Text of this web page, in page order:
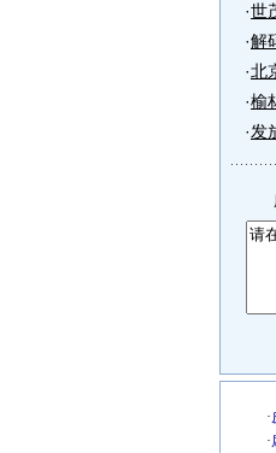
·世
·解
·北
·榆
·发